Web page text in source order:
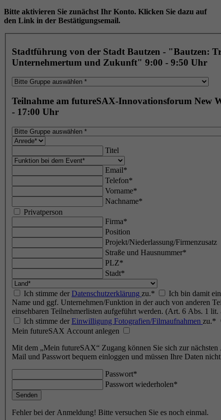
Bitte aktivieren Sie zunächst Ihr Konto. Klicken Sie dazu auf
den Link in der Bestätigungsemail.
Stadtführung von der Stadt Bautzen - "Bautzen:
Unternehmertum und Zukunft" 9:00 - 9:50 Uhr
Teilnahme am futureSAX-Innovationsforum New
- 17:00 Uhr
Titel
Email*
Telefon*
Vorname*
Nachname*
Privatperson
Firma*
Position
Projekt/Niederlassung/Firmenzusatz
Straße und Hausnummer*
PLZ*
Stadt*
Ich stimme der Datenschutzerklärung zu.*
Ich bin damit
Name und ggf. Unternehmen/Funktion in der auch von anderen
einsehbaren Teilnehmerlisten aufgeführt werden. (Art. 6 Abs. 1
Ich stimme der Einwilligung Fotografien/Filmaufnahmen zu.*
Mein futureSAX Account anlegen
Mit dem „Mein futureSAX“ Zugang können Sie sich zur
Mail und Passwort bequem einloggen und müssen Ihre Daten
Passwort*
Passwort wiederholen*
Senden
Fehler bei der Anmeldung! Bitte versuchen Sie es noch einmal.